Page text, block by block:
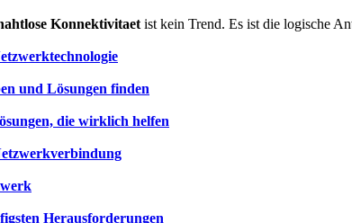
Konnektivitaet ist kein Trend. Es ist die logische
und Lösungen finden
die wirklich helfen
Herausforderungen